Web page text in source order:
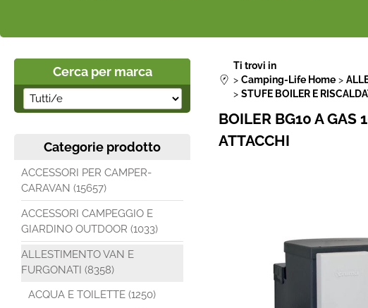
Cerca per marca
Categorie prodotto
ACCESSORI PER CAMPER-
CARAVAN (15657)
ACCESSORI CAMPEGGIO E
GIARDINO OUTDOOR (1033)
ALLESTIMENTO VAN E
FURGONATI (8358)
ACQUA E TOILETTE (1250)
Ti trovi in
Camping-Life Home
STUFE BOILER E
BOILER BG10 A GAS
ATTACCHI